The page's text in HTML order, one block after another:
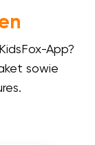
App?
sowie